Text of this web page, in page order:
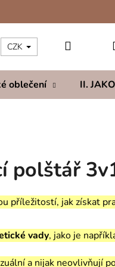
oblečení II.
CZK Hledat
polštář
příležitostí, jak získat
vady, jako je
a nijak neovlivňují